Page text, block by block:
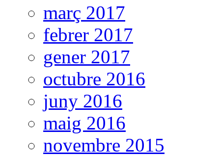
març 2017
febrer 2017
gener 2017
octubre 2016
juny 2016
maig 2016
novembre 2015